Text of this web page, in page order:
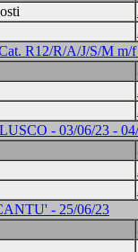
R12/R/A/J/S/M m/
- 03/06/23 -
- 25/06/23